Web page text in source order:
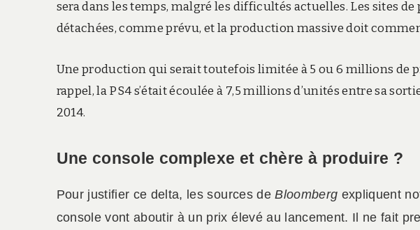
sera dans les temps, malgré les difficultés actuelles. Les sites
détachées, comme prévu, et la production massive doit
Une production qui serait toutefois limitée à 5 ou 6 millions de
rappel, la PS4 s’était écoulée à 7,5 millions d’unités entre sa
2014.
Une console complexe et chère à produire ?
Pour justifier ce delta, les sources deBloomberg expliquent
console vont aboutir à un prix élevé au lancement. Il ne fait